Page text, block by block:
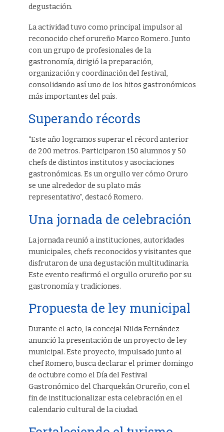
degustación.
La actividad tuvo como principal impulsor al
reconocido chef orureño Marco Romero. Junto
con un grupo de profesionales de la
gastronomía, dirigió la preparación,
organización y coordinación del festival,
consolidando así uno de los hitos gastronómicos
más importantes del país.
Superando récords
“Este año logramos superar el récord anterior
de 200 metros. Participaron 150 alumnos y 50
chefs de distintos institutos y asociaciones
gastronómicas. Es un orgullo ver cómo Oruro
se une alrededor de su plato más
representativo”, destacó Romero.
Una jornada de celebración
La jornada reunió a instituciones, autoridades
municipales, chefs reconocidos y visitantes que
disfrutaron de una degustación multitudinaria.
Este evento reafirmó el orgullo orureño por su
gastronomía y tradiciones.
Propuesta de ley municipal
Durante el acto, la concejal Nilda Fernández
anunció la presentación de un proyecto de ley
municipal. Este proyecto, impulsado junto al
chef Romero, busca declarar el primer domingo
de octubre como el Día del Festival
Gastronómico del Charquekán Orureño, con el
fin de institucionalizar esta celebración en el
calendario cultural de la ciudad.